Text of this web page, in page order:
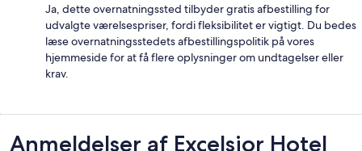
Ja, dette overnatningssted tilbyder gratis afbestilling for
udvalgte værelsespriser, fordi fleksibilitet er vigtigt. Du bedes
læse overnatningsstedets afbestillingspolitik på vores
hjemmeside for at få flere oplysninger om undtagelser eller
krav.
Anmeldelser
Anmeldelser af Excelsior Hotel